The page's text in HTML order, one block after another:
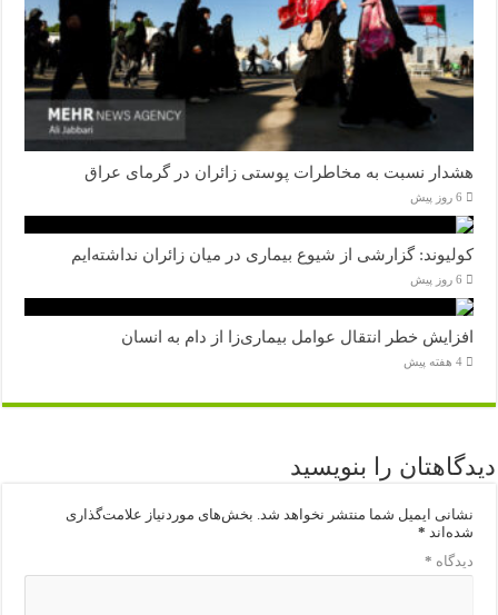
هشدار نسبت به مخاطرات پوستی زائران در گرمای عراق
6 روز پیش
کولیوند: گزارشی از شیوع بیماری در میان زائران نداشته‌ایم
6 روز پیش
افزایش خطر انتقال عوامل بیماری‌زا از دام به انسان
4 هفته پیش
دیدگاهتان را بنویسید
نشانی ایمیل شما منتشر نخواهد شد. بخش‌های موردنیاز علامت‌گذاری
شده‌اند *
دیدگاه *